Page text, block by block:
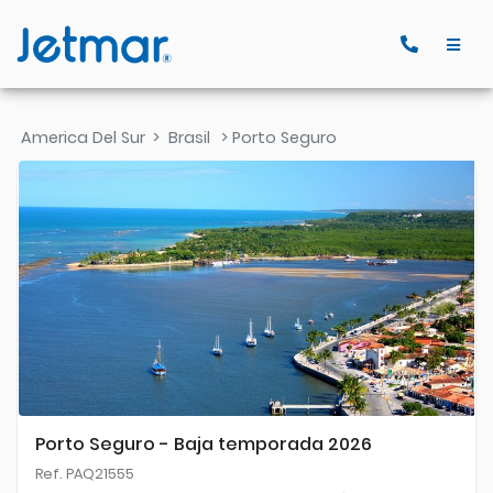
America Del Sur > Brasil > Porto Seguro
Porto Seguro - Baja temporada 2026
Ref. PAQ21555